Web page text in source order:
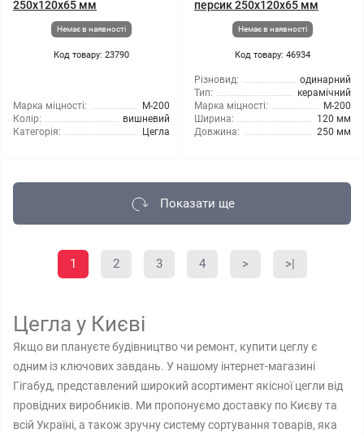
250х120х65 мм
Немає в наявності
Код товару: 23790
Марка міцності:
М-200
Колір:
вишневий
Категорія:
Цегла
персик 250х120х65 мм
Немає в наявності
Код товару: 46934
Різновид:
одинарний
Тип:
керамічний
Марка міцності:
М-200
Ширина:
120 мм
Довжина:
250 мм
Показати ще
1 2 3 4 > >|
Цегла у Києві
Якщо ви плануєте будівництво чи ремонт, купити цеглу є
одним із ключових завдань. У нашому інтернет-магазині
Гігабуд, представлений широкий асортимент якісної цегли від
провідних виробників. Ми пропонуємо доставку по Києву та
всій Україні, а також зручну систему сортування товарів, яка